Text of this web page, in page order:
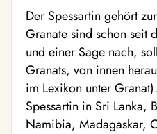
Der Spessartin gehört
Granate sind schon seit
und einer Sage nach,
Granats, von innen
im Lexikon unter
Spessartin in Sri Lanka,
Namibia, Madagaskar,